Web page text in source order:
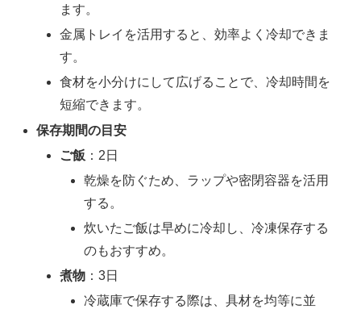
ます。
金属トレイを活用すると、効率よく冷却できま
す。
食材を小分けにして広げることで、冷却時間を
短縮できます。
保存期間の目安
ご飯 ：2日
乾燥を防ぐため、ラップや密閉容器を活用
する。
炊いたご飯は早めに冷却し、冷凍保存する
のもおすすめ。
煮物 ：3日
冷蔵庫で保存する際は、具材を均等に並